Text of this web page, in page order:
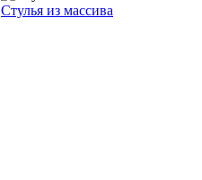
Стулья из массива